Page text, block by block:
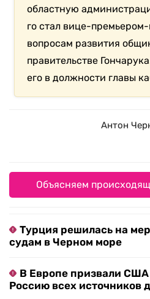
областную
го стал вице-
вопросам развития
правительстве
его в должности главы
Антон
Объясняем
Турция решилась на
судам в Черном море
В Европе призвали
Россию всех источников